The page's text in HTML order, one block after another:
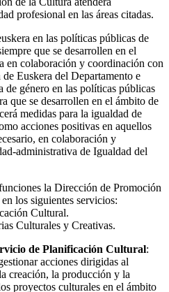
profesional en las áreas citadas.
en las políticas públicas de
que se desarrollen en el
en colaboración y coordinación con
Euskera del Departamento e
de género en las políticas públicas
que se desarrollen en el ámbito de
medidas para la igualdad de
acciones positivas en aquellos
en colaboración y
administrativa de Igualdad del
la Dirección de Promoción
los siguientes servicios:
Cultural.
Culturales y Creativas.
de Planificación Cultural:
acciones dirigidas al
creación, la producción y la
proyectos culturales en el ámbito